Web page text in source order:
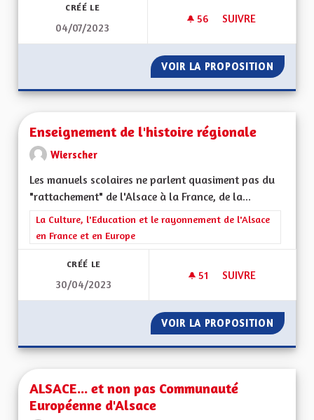
CRÉÉ LE
04/07/2023
56 56 ABONNÉS
SUIVRE
VOIR LA PROPOSITION
Enseignement de l'histoire régionale
Wierscher
Les manuels scolaires ne parlent quasiment pas du
"rattachement" de l'Alsace à la France, de la...
Filtrer les résultats de la catégorie : La Culture, l'Education et
La Culture, l'Education et le rayonnement de l'Alsace
en France et en Europe
CRÉÉ LE
30/04/2023
51 51 ABONNÉS
SUIVRE
VOIR LA PROPOSITION
ALSACE... et non pas Communauté
Européenne d'Alsace